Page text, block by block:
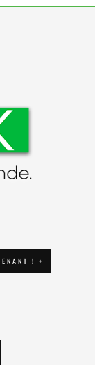
! +